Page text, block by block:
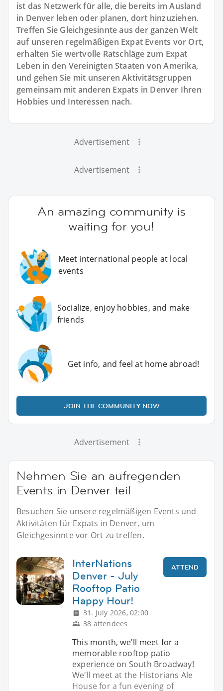
ist das Netzwerk für alle, die bereits im Ausland
in Denver leben oder planen, dort hinzuziehen.
Treffen Sie Gleichgesinnte aus der ganzen Welt
auf unseren regelmäßigen Expat Events vor Ort,
erhalten Sie wertvolle Ratschläge zum Expat
Leben in den Vereinigten Staaten von Amerika,
und gehen Sie mit unseren Aktivitätsgruppen
gemeinsam mit anderen Expats in Denver Ihren
Hobbies und Interessen nach.
Advertisement
Advertisement
An amazing community is
waiting for you!
Meet international people at local
events
Socialize, enjoy hobbies, and make
friends
Get info, and feel at home abroad!
JOIN THE COMMUNITY NOW
Advertisement
Nehmen Sie an aufregenden
Events in Denver teil
Besuchen Sie unsere regelmäßigen Events und
Aktivitäten für Expats in Denver, um
Gleichgesinnte vor Ort zu treffen.
InterNations
Denver - July
Rooftop Patio
Happy Hour!
31. July 2026, 02:00
38 attendees
ATTEND
This month, we'll meet for a
memorable rooftop patio
experience on South Broadway!
We'll meet at the Historians Ale
House for a fun evening of